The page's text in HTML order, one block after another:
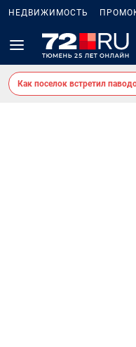
НЕДВИЖИМОСТЬ
Как поселок встретил